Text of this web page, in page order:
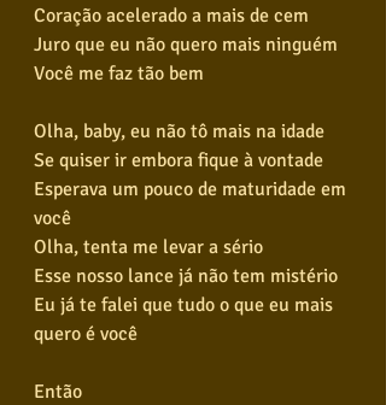
Coração acelerado a mais de cem
Juro que eu não quero mais ninguém
Você me faz tão bem
Olha, baby, eu não tô mais na idade
Se quiser ir embora fique à vontade
Esperava um pouco de maturidade em
você
Olha, tenta me levar a sério
Esse nosso lance já não tem mistério
Eu já te falei que tudo o que eu mais
quero é você
Então